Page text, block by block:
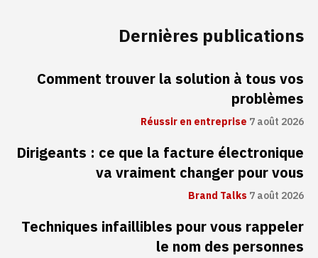
Dernières publications
Comment trouver la solution à tous vos
problèmes
Réussir en entreprise 7 août 2026
Dirigeants : ce que la facture électronique
va vraiment changer pour vous
Brand Talks7 août 2026
Techniques infaillibles pour vous rappeler
le nom des personnes